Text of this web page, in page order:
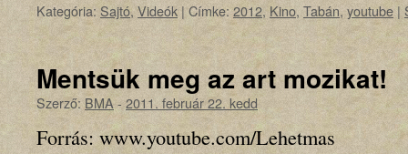
Kategória: Sajtó,Videók | Címke: 2012,Kino, Tabán, youtube|
Mentsük meg az art mozikat!
Szerző: BMA- 2011. február 22. kedd
Forrás: www.youtube.com/Lehetmas